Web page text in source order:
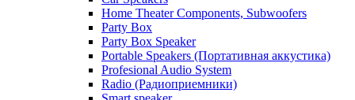
Home Theater Components, Subwoofers
Party Box
Party Box Speaker
Portable Speakers (Портативная аккустика)
Profesional Audio System
Radio (Радиоприемники)